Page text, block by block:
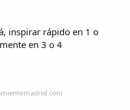
inspirar rápido en 1 o
en 3 o 4